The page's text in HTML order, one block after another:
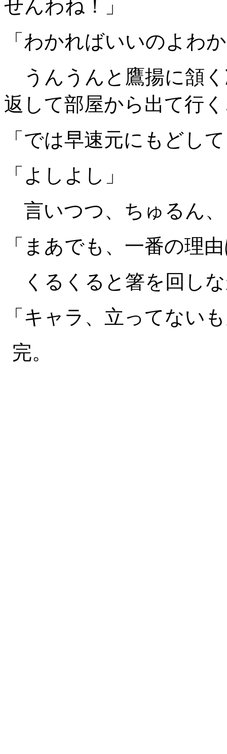
せんわね！」
「わかればいいのよわ
うんうんと鷹揚に頷
返して部屋から出て行
「では早速元にもどし
「よしよし」
言いつつ、ちゅるん
「まあでも、一番の理
くるくると箸を回し
「キャラ、立ってない
完。